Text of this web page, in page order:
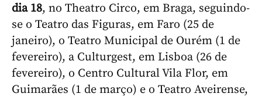
dia 18, no Theatro Circo, em Braga, seguindo-
se o Teatro das Figuras, em Faro (25 de
janeiro), o Teatro Municipal de Ourém (1 de
fevereiro), a Culturgest, em Lisboa (26 de
fevereiro), o Centro Cultural Vila Flor, em
Guimarães (1 de março) e o Teatro Aveirense,